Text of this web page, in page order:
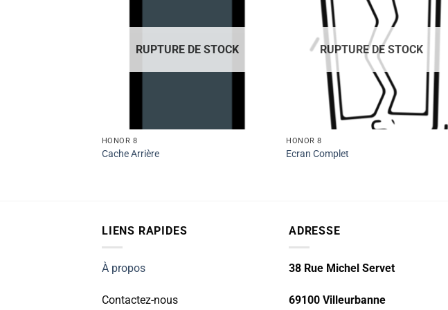
RUPTURE DE STOCK
HONOR 8
Cache Arrière
RUPTURE DE STOCK
HONOR 8
Ecran Complet
LIENS RAPIDES
À propos
Contactez-nous
ADRESSE
38 Rue Michel Servet
69100 Villeurbanne